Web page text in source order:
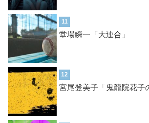
11
堂場瞬一「大連合」
12
宮尾登美子「鬼龍院花子